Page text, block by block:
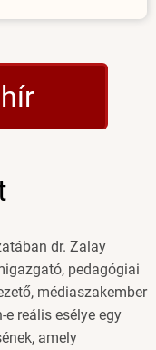
dr. Zalay
pedagógiai
médiaszakember
reális esélye egy
amely